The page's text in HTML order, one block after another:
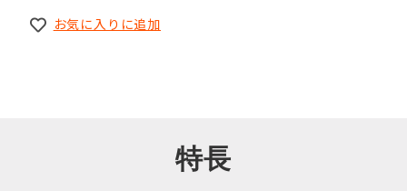
お気に入りに追加
特長